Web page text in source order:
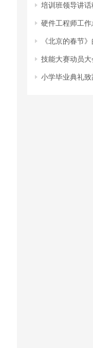
培训班领导讲话
硬件工程师工作
《北京的春节
技能大赛动员大
小学毕业典礼致